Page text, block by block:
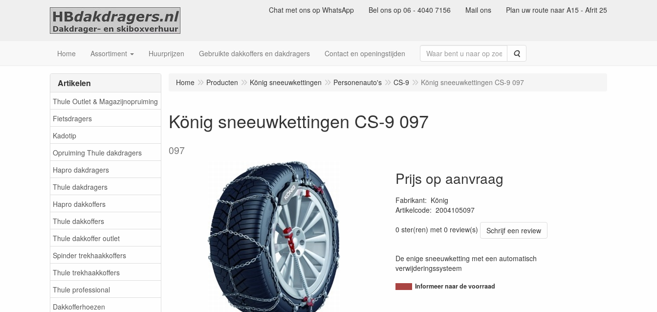
Chat met ons op WhatsApp Bel ons op 06 - 4040 7156 Mail ons Plan uw route naar A15 - Afrit 25
Home Assortiment Huurprijzen Gebruikte dakkoffers en dakdragers Contact en openingstijden Zoeken
Artikelen
Thule Outlet & Magazijnopruiming
Fietsdragers
Kadotip
Opruiming Thule dakdragers
Hapro dakdragers
Thule dakdragers
Hapro dakkoffers
Thule dakkoffers
Thule dakkoffer outlet
Spinder trekhaakkoffers
Thule trekhaakkoffers
Thule professional
Dakkofferhoezen
Home Producten König sneeuwkettingen Personenauto's CS-9 König sneeuwkettingen CS-9 097
König sneeuwkettingen CS-9 097
097
Prijs op aanvraag
Fabrikant: König
Artikelcode: 2004105097
0 ster(ren) met 0 review(s)
Schrijf een review
De enige sneeuwketting met een automatisch
verwijderingssysteem
Informeer naar de voorraad